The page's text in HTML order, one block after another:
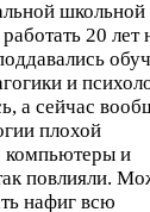
20 лет
и
а сейчас
плохой
компьютеры и
повлияли.
нафиг всю